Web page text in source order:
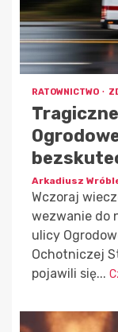
RATOWNICTWO
Arkadiusz
Wczoraj
wezwanie do
ulicy
Ochotniczej
pojawili się...